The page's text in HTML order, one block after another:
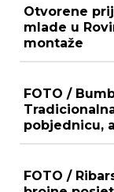
Otvorene
mlade u
montaže
FOTO /
pobjednicu,
FOTO /